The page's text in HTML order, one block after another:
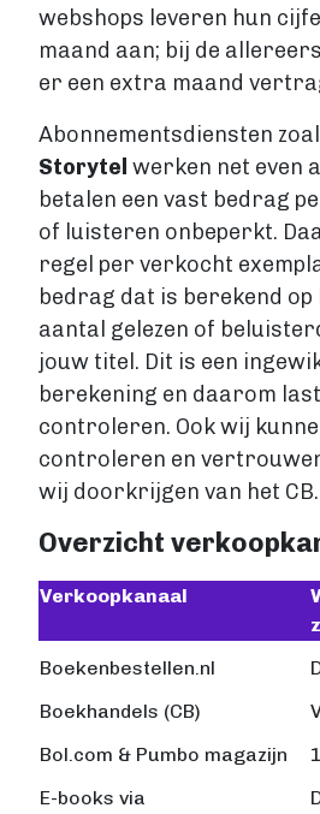
webshops leveren hun
maand aan; bij de
er een extra maand
Abonnementsdiensten
Storytel werken net even
betalen een vast bedrag
of luisteren onbeperkt.
regel per verkocht
bedrag dat is berekend op
aantal gelezen of
jouw titel. Dit is een
berekening en daarom
controleren. Ook wij
controleren en
wij doorkrijgen van het CB.
Overzicht
Verkoopkanaal
Boekenbestellen.nl
Boekhandels (CB)
Bol.com & Pumbo magazijn
E-books via